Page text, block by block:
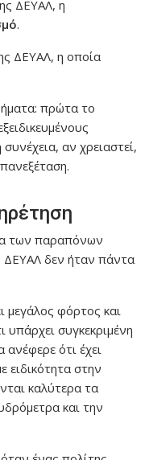
ΔΕΥΑΛ, η
.
ΔΕΥΑΛ, η οποία
πρώτα το
αν χρειαστεί,
των παραπόνων
ΔΕΥΑΛ δεν ήταν πάντα
μεγάλος φόρτος και
υπάρχει συγκεκριμένη
ότι έχει
ειδικότητα στην
καλύτερα τα
και την